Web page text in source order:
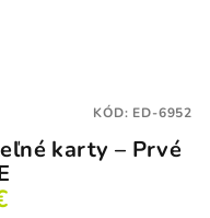
karty – Prvé
KÓD: ED-6952